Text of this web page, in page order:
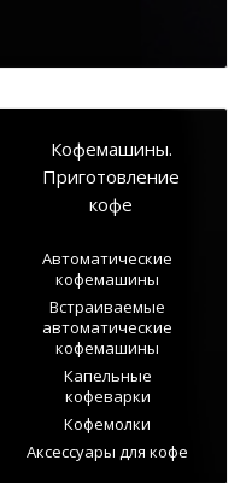
Кофемашины.
Приготовление
кофе
Автоматические
кофемашины
Встраиваемые
автоматические
кофемашины
Капельные
кофеварки
Кофемолки
Аксессуары для кофе